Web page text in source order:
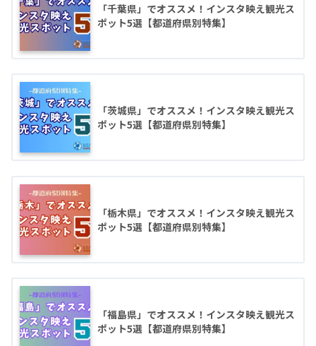
「千葉県」でオススメ！インスタ映え観光ス
ポット5選【都道府県別特集】
「茨城県」でオススメ！インスタ映え観光ス
ポット5選【都道府県別特集】
「栃木県」でオススメ！インスタ映え観光ス
ポット5選【都道府県別特集】
「福島県」でオススメ！インスタ映え観光ス
ポット5選【都道府県別特集】